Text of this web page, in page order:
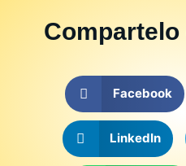
Compartelo
Facebook
LinkedIn